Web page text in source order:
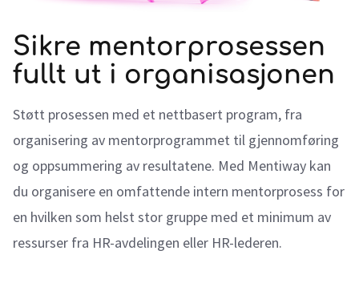
Sikre mentorprosessen
fullt ut i organisasjonen
Støtt prosessen med et nettbasert program, fra
organisering av mentorprogrammet til gjennomføring
og oppsummering av resultatene. Med Mentiway kan
du organisere en omfattende intern mentorprosess for
en hvilken som helst stor gruppe med et minimum av
ressurser fra HR-avdelingen eller HR-lederen.